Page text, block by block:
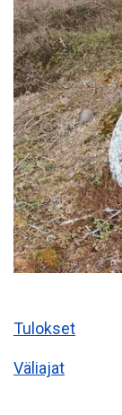
Tulokset
Väliajat